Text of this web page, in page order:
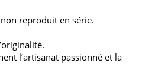
reproduit en série.
l’artisanat passionné et la